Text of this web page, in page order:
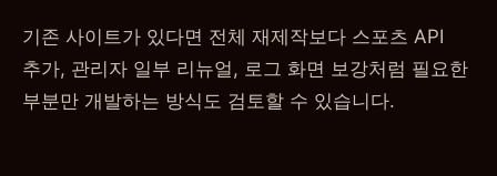
기존 사이트가 있다면 전체 재제작보다 스포츠 API
추가, 관리자 일부 리뉴얼, 로그 화면 보강처럼 필요한
부분만 개발하는 방식도 검토할 수 있습니다.